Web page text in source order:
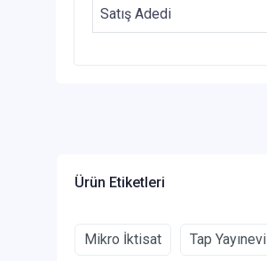
Satış Adedi
Ürün Etiketleri
Mikro İktisat Tap Yayınevi